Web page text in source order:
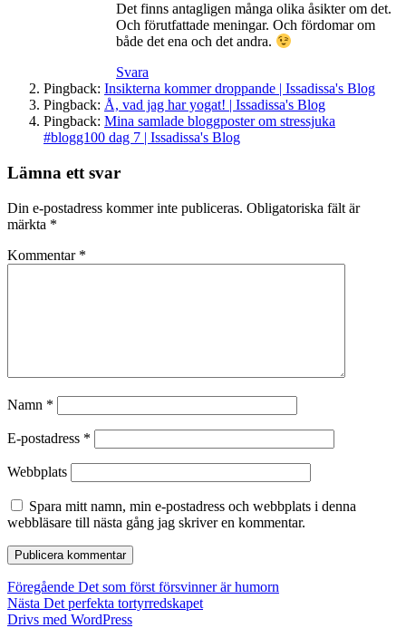
Det finns antagligen många olika åsikter om det.
Och förutfattade meningar. Och fördomar om
både det ena och det andra.
Svara
Pingback: Insikterna kommer droppande | Issadissa's Blog
Pingback: Å, vad jag har yogat! | Issadissa's Blog
Pingback: Mina samlade bloggposter om stressjuka
#blogg100 dag 7 | Issadissa's Blog
Lämna ett svar
Din e-postadress kommer inte publiceras. Obligatoriska fält är
märkta *
Kommentar *
Namn *
E-postadress *
Webbplats
Spara mitt namn, min e-postadress och webbplats i denna
webbläsare till nästa gång jag skriver en kommentar.
Inläggsnavigering
Föregående Föregående
inlägg:
Det som först försvinner är humorn
Nästa Nästa
inlägg:
Det perfekta tortyrredskapet
Drivs med WordPress